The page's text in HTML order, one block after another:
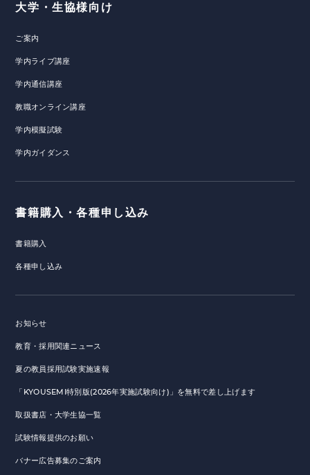
大学・生協様向け
ご案内
学内ライブ講座
学内通信講座
教職オンライン講座
学内模擬試験
学内ガイダンス
書籍購入・各種申し込み
書籍購入
各種申し込み
お知らせ
教育・採用関連ニュース
夏の教員採用試験実施速報
「KYOUSEMI特別版(2026年実施試験向け)」を無料で差し上げます
取扱書店・大学生協一覧
試験情報提供のお願い
バナー広告募集のご案内